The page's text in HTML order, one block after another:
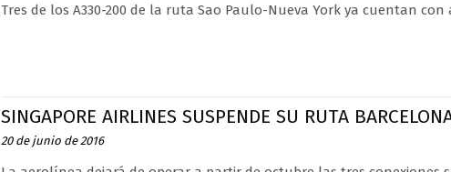
Tres de los A330-200 de la ruta Sao Paulo-Nueva York ya cuentan
SINGAPORE AIRLINES SUSPENDE SU RUTA
20 de junio de 2016